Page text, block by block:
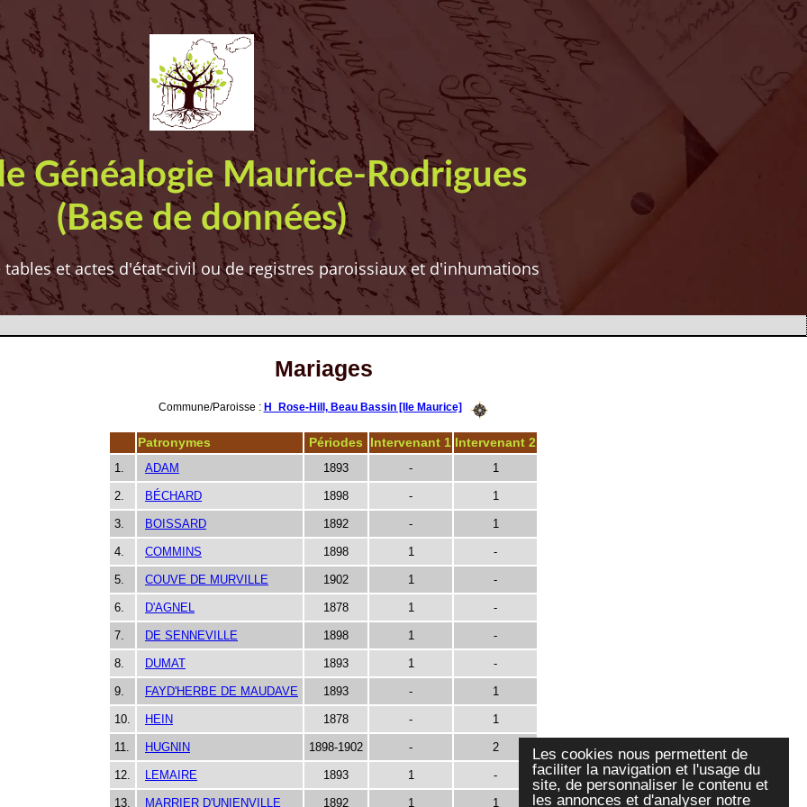
Les cookies nous permettent de
faciliter la navigation et l'usage du
site, de personnaliser le contenu et
les annonces et d'analyser notre
Généalogie Maurice-Rodrigues
(Base de données)
et actes d'état-civil ou de registres paroissiaux et d'inhumations
Mariages
Commune/Paroisse : H_Rose-Hill, Beau Bassin [Ile Maurice]
Patronymes Périodes Intervenant 1 Intervenant 2
1. ADAM 1893 - 1
2. BÉCHARD 1898 - 1
3. BOISSARD 1892 - 1
4. COMMINS 1898 1 -
5. COUVE DE MURVILLE 1902 1 -
6. D'AGNEL 1878 1 -
7. DE SENNEVILLE 1898 1 -
8. DUMAT 1893 1 -
9. FAYD'HERBE DE MAUDAVE 1893 - 1
10. HEIN 1878 - 1
11. HUGNIN 1898-1902 - 2
12. LEMAIRE 1893 1 -
13. MARRIER D'UNIENVILLE 1892 1 1